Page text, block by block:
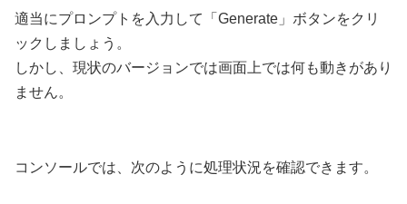
適当にプロンプトを入力して「Generate」ボタンをクリ
ックしましょう。
しかし、現状のバージョンでは画面上では何も動きがあり
ません。
コンソールでは、次のように処理状況を確認できます。